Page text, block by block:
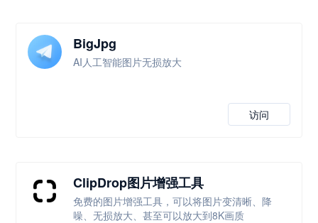
BigJpg
AI人工智能图片无损放大
访问
ClipDrop图片增强工具
免费的图片增强工具，可以将图片变清晰、降
噪、无损放大、甚至可以放大到8K画质